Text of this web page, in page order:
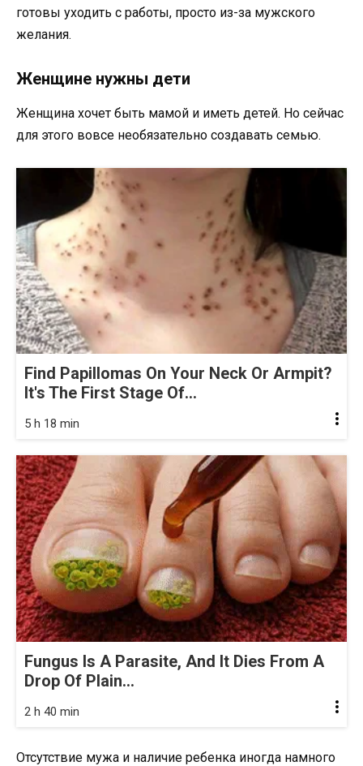
готовы уходить с работы, просто из-за мужского
желания.
Женщине нужны дети
Женщина хочет быть мамой и иметь детей. Но сейчас
для этого вовсе необязательно создавать семью.
Find Papillomas On Your Neck Or Armpit?
It's The First Stage Of...
5 h 18 min
Fungus Is A Parasite, And It Dies From A
Drop Of Plain...
2 h 40 min
Отсутствие мужа и наличие ребенка иногда намного